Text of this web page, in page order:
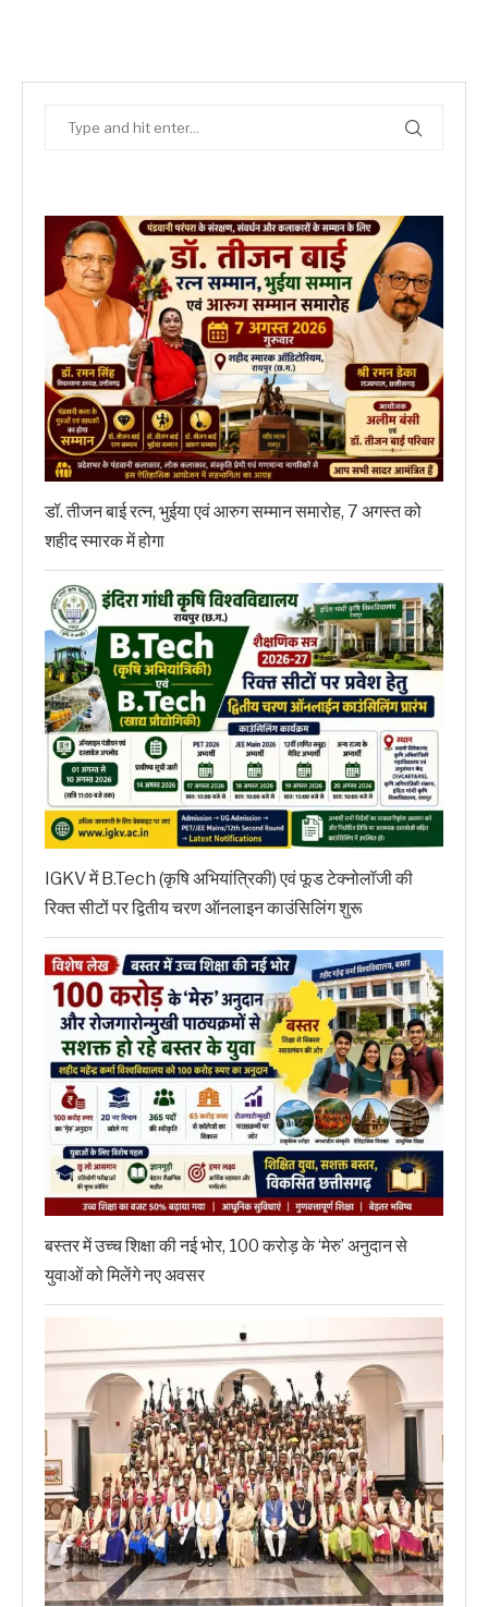
डॉ. तीजन बाई रत्न, भुईया एवं आरुग सम्मान समारोह, 7 अगस्त को
शहीद स्मारक में होगा
IGKV में B.Tech (कृषि अभियांत्रिकी) एवं फूड टेक्नोलॉजी की
रिक्त सीटों पर द्वितीय चरण ऑनलाइन काउंसिलिंग शुरू
बस्तर में उच्च शिक्षा की नई भोर, 100 करोड़ के ‘मेरु’ अनुदान से
युवाओं को मिलेंगे नए अवसर